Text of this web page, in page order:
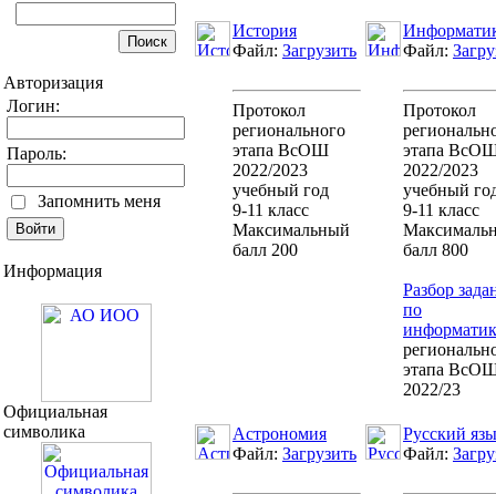
Авторизация
Логин:
Пароль:
Запомнить меня
Информация
Официальная
символика
История
Файл: Загрузить
Протокол
регионального
этапа ВсОШ
2022/2023
учебный год
9-11 класс
Максимальный
балл 200
Файл:
Протокол
этапа
2022/2023
учебный
9-11 класс
балл 800
Разбор
по
этапа
2022/23
Астрономия
Файл: Загрузить
Русский
Файл: